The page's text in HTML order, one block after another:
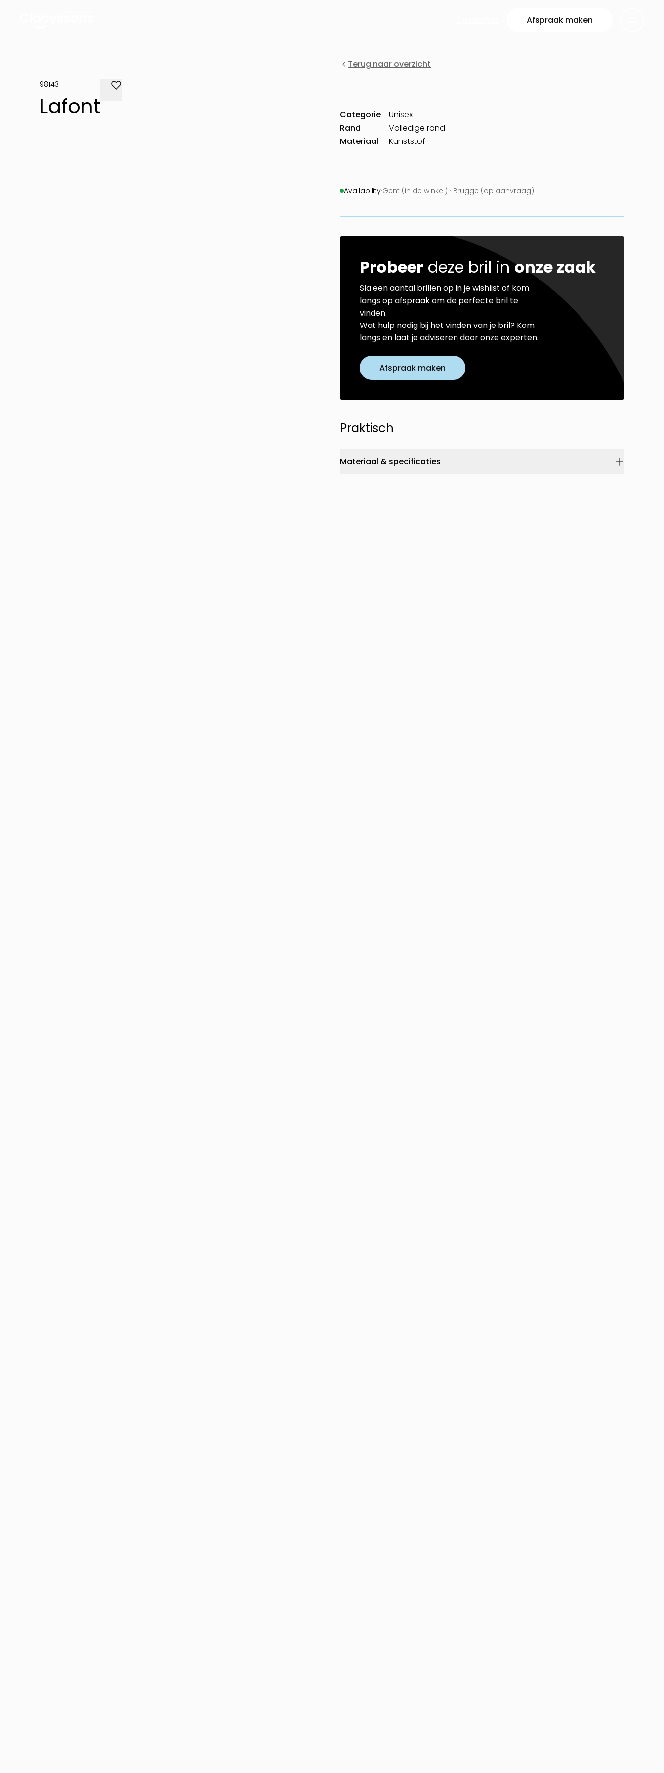
Afspraak maken
98143
Lafont
Terug naar overzicht
Categorie
Unisex
Rand
Volledige rand
Materiaal
Kunststof
Availability·Gent (in de winkel) · Brugge (op aanvraag)
Probeer deze bril inonze zaak
Sla een aantal brillen op in je wishlist of kom
langs op afspraak om de perfecte bril te
vinden.
Wat hulp nodig bij het vinden van je bril? Kom
langs en laat je adviseren door onze experten.
Afspraak maken
Praktisch
Materiaal & specificaties